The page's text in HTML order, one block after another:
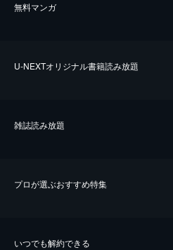
無料マンガ
U-NEXTオリジナル書籍読み放題
雑誌読み放題
プロが選ぶおすすめ特集
いつでも解約できる